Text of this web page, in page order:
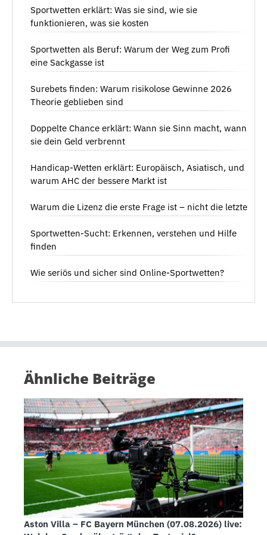
Sportwetten erklärt: Was sie sind, wie sie
funktionieren, was sie kosten
Sportwetten als Beruf: Warum der Weg zum Profi
eine Sackgasse ist
Surebets finden: Warum risikolose Gewinne 2026
Theorie geblieben sind
Doppelte Chance erklärt: Wann sie Sinn macht, wann
sie dein Geld verbrennt
Handicap-Wetten erklärt: Europäisch, Asiatisch, und
warum AHC der bessere Markt ist
Warum die Lizenz die erste Frage ist – nicht die letzte
Sportwetten-Sucht: Erkennen, verstehen und Hilfe
finden
Wie seriös und sicher sind Online-Sportwetten?
Ähnliche Beiträge
Aston Villa – FC Bayern München (07.08.2026) live: